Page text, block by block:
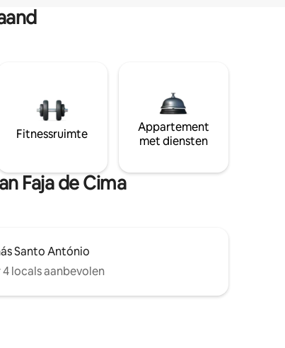
Fitnessruimte
Appartement
met diensten
Faja de Cima
Santo António
locals aanbevolen